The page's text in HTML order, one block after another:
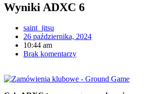
Wyniki ADXC 6
saint_jitsu
26 października, 2024
10:44 am
Brak komentarzy